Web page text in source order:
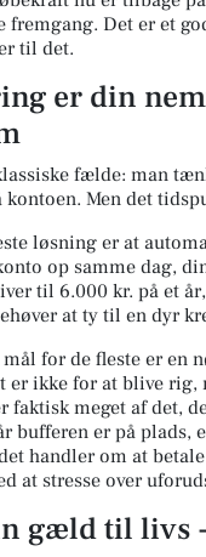
fremgang. Det er et
til det.
er din
fælde: man
Men det
løsning er at
op samme dag,
til 6.000 kr. på et
at ty til en dyr
for de fleste er en
er ikke for at blive rig,
faktisk meget af det,
bufferen er på plads,
handler om at
at stresse over
gæld til livs